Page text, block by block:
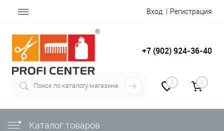
Вход Регистрация
+7 (902) 924-36-40
0 0
Каталог товаров